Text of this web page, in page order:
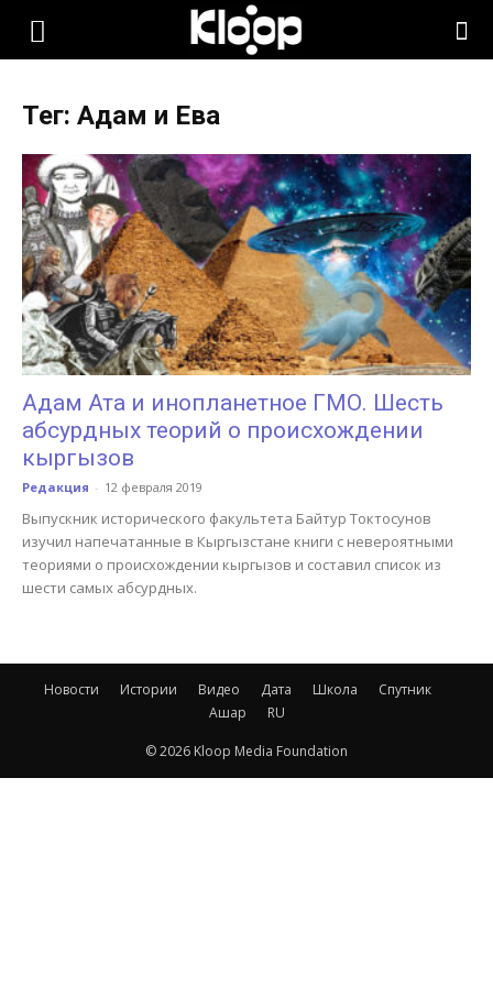
KLOOP.KG
Новости
Кыргызстана
Тег: Адам и Ева
Адам Ата и инопланетное ГМО. Шесть
абсурдных теорий о происхождении
кыргызов
Редакция - 12 февраля 2019
Выпускник исторического факультета Байтур Токтосунов
изучил напечатанные в Кыргызстане книги с невероятными
теориями о происхождении кыргызов и составил список из
шести самых абсурдных.
Новости Истории Видео Дата Школа
Спутник
Ашар
RU
© 2026 Kloop Media Foundation